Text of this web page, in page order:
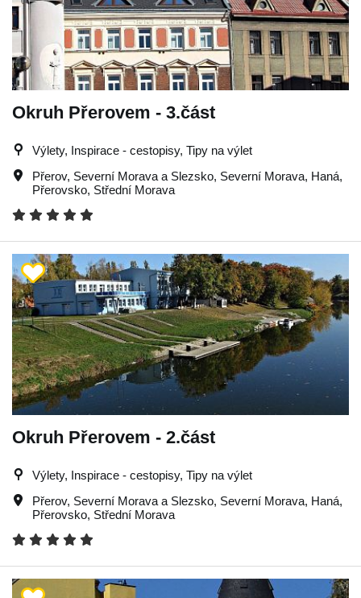
Okruh Přerovem - 3.část
Výlety, Inspirace - cestopisy, Tipy na výlet
Přerov, Severní Morava a Slezsko, Severní Morava, Haná,
Přerovsko, Střední Morava
Okruh Přerovem - 2.část
Výlety, Inspirace - cestopisy, Tipy na výlet
Přerov, Severní Morava a Slezsko, Severní Morava, Haná,
Přerovsko, Střední Morava